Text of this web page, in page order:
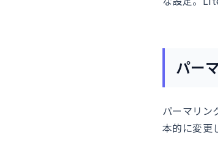
パー
パーマリン
本的に変更